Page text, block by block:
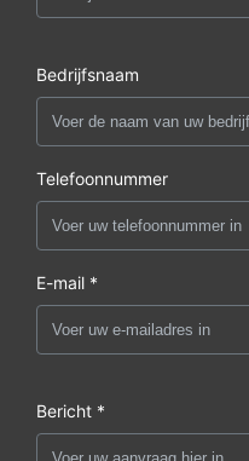
Bedrijfsnaam
Telefoonnummer
E-mail *
Bericht *